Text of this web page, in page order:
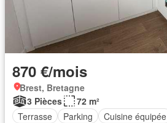
870 €/mois
Brest, Bretagne
3 Pièces
72 m²
Terrasse
Parking Cuisine équipée